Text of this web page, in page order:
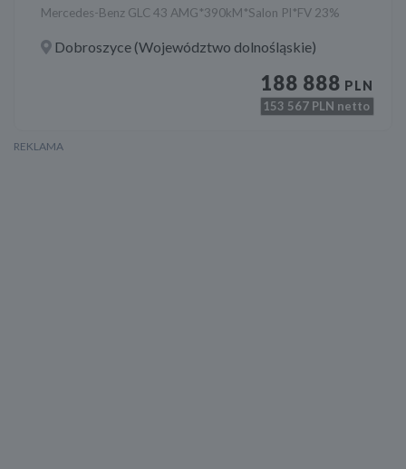
Mercedes-Benz GLC 43 AMG*390kM*Salon Pl*FV 23%
Dobroszyce (Województwo dolnośląskie)
188 888 PLN
153 567 PLN netto